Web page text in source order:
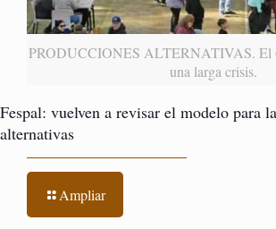
PRODUCCIONES ALTERNATIVAS. El
una larga crisis.
Fespal: vuelven a revisar el modelo para
alternativas
Ampliar